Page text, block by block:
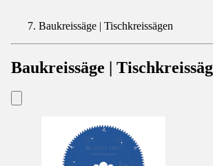
Baukreissäge | Tischkreissägen
Baukreissäge |